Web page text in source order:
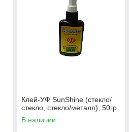
Клей-УФ SunShine (стекло/
стекло, стекло/металл), 50гр.
В наличии